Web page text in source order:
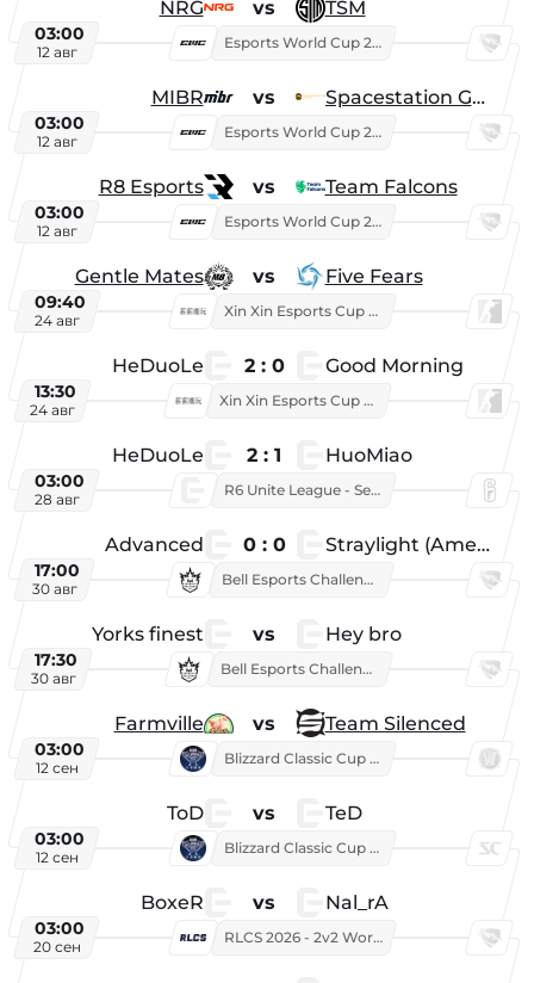
NRG vs TSM
03:00
12 авг
Esports World Cup 2026
MIBR vs Spacestation Gaming
03:00
12 авг
Esports World Cup 2026
R8 Esports vs Team Falcons
03:00
12 авг
Esports World Cup 2026
Gentle Mates vs Five Fears
09:40
24 авг
Xin Xin Esports Cup 2025
HeDuoLe 2 : 0 Good Morning
13:30
24 авг
Xin Xin Esports Cup 2026
HeDuoLe 2 : 1 HuoMiao
03:00
28 авг
R6 Unite League - Season 1
Advanced 0 : 0 Straylight (American team)
17:00
30 авг
Bell Esports Challenge 2026
Yorks finest vs Hey bro
17:30
30 авг
Bell Esports Challenge 2026
Farmville vs Team Silenced
03:00
12 сен
Blizzard Classic Cup 2026
ToD vs TeD
03:00
12 сен
Blizzard Classic Cup 2026
BoxeR vs Nal_rA
03:00
20 сен
RLCS 2026 - 2v2 World Championship